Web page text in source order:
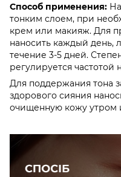
Способ применения:
тонким слоем, при
крем или макияж. Для
наносить каждый день,
течение 3-5 дней.
регулируется частотой
Для поддержания тона
здорового сияния
очищенную кожу утром